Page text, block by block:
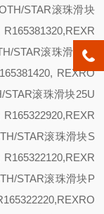
STAR滚珠滑块
STAR滚珠滑块N
REXRO
STAR滚珠滑块25U
STAR滚珠滑块S
STAR滚珠滑块P